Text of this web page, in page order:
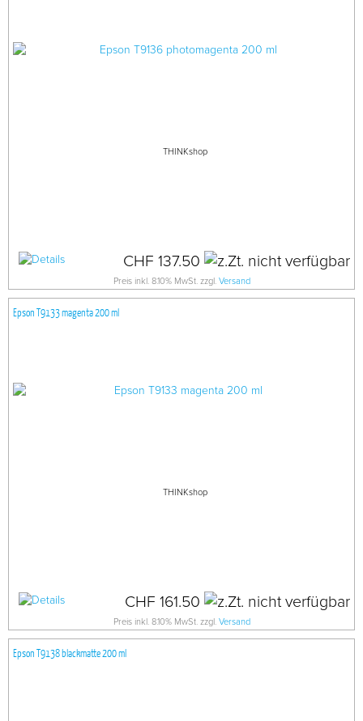
THINKshop
CHF 137.50
Preis inkl. 8.10% MwSt. zzgl. Versand
Epson T9133 magenta 200 ml
THINKshop
CHF 161.50
Preis inkl. 8.10% MwSt. zzgl. Versand
Epson T9138 blackmatte 200 ml